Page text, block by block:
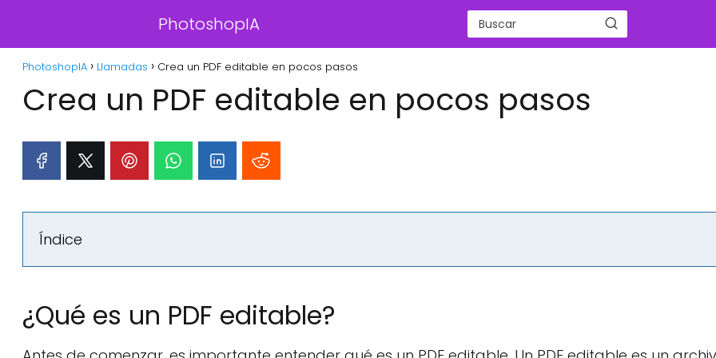
PhotoshopIA
PhotoshopIA Llamadas Crea un PDF editable en pocos pasos
Crea un PDF editable en pocos pasos
Índice
¿Qué es un PDF editable?